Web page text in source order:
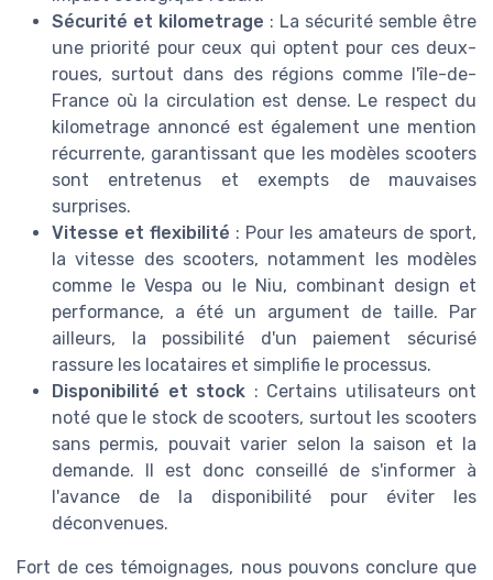
Sécurité et kilometrage : La sécurité semble être
une priorité pour ceux qui optent pour ces deux-
roues, surtout dans des régions comme l'île-de-
France où la circulation est dense. Le respect du
kilometrage annoncé est également une mention
récurrente, garantissant que les modèles scooters
sont entretenus et exempts de mauvaises
surprises.
Vitesse et flexibilité : Pour les amateurs de sport,
la vitesse des scooters, notamment les modèles
comme le Vespa ou le Niu, combinant design et
performance, a été un argument de taille. Par
ailleurs, la possibilité d'un paiement sécurisé
rassure les locataires et simplifie le processus.
Disponibilité et stock : Certains utilisateurs ont
noté que le stock de scooters, surtout les scooters
sans permis, pouvait varier selon la saison et la
demande. Il est donc conseillé de s'informer à
l'avance de la disponibilité pour éviter les
déconvenues.
Fort de ces témoignages, nous pouvons conclure que